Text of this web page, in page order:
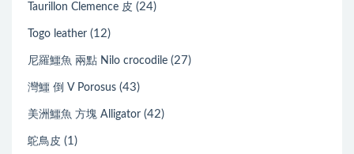
Taurillon Clemence 皮 (24)
Togo leather (12)
尼羅鱷魚 兩點 Nilo crocodile (27)
灣鱷 倒 V Porosus (43)
美洲鱷魚 方塊 Alligator (42)
鴕鳥皮 (1)